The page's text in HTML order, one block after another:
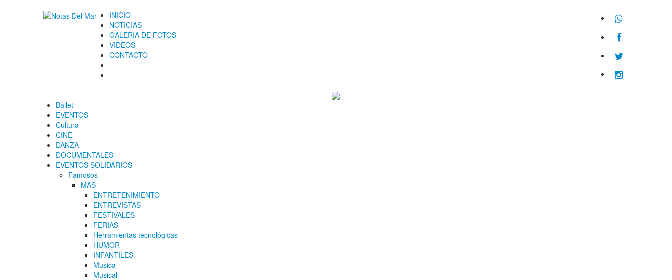
INICIO
NOTICIAS
GALERIA DE FOTOS
VIDEOS
CONTACTO
Ballet
EVENTOS
Cultura
CINE
DANZA
DOCUMENTALES
EVENTOS SOLIDARIOS
Famosos
MAS
ENTRETENIMIENTO
ENTREVISTAS
FESTIVALES
FERIAS
Herramientas tecnológicas
HUMOR
INFANTILES
Musica
Musical